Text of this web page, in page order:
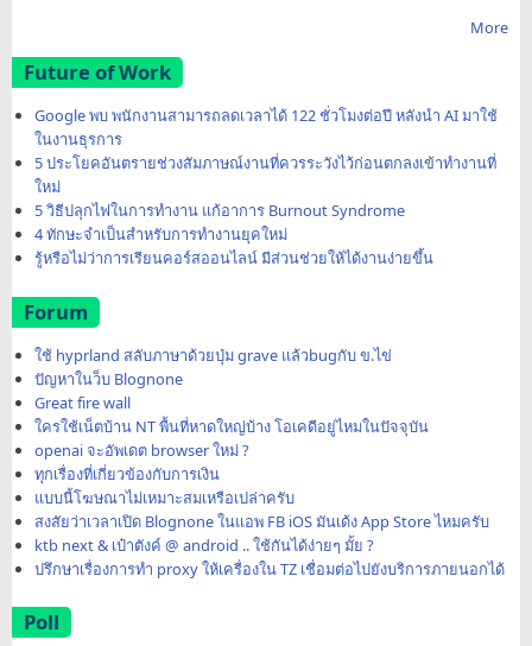
More
Future of Work
Google พบ พนักงานสามารถลดเวลาได้ 122 ชั่วโมงต่อปี หลังนำ AI มาใช้
ในงานธุรการ
5 ประโยคอันตรายช่วงสัมภาษณ์งานที่ควรระวังไว้ก่อนตกลงเข้าทำงานที่
ใหม่
5 วิธีปลุกไฟในการทำงาน แก้อาการ Burnout Syndrome
4 ทักษะจำเป็นสำหรับการทำงานยุคใหม่
รู้หรือไม่ว่าการเรียนคอร์สออนไลน์ มีส่วนช่วยให้ได้งานง่ายขึ้น
Forum
ใช้ hyprland สลับภาษาด้วยปุ่ม grave แล้วbugกับ ข.ไข่
ปัญหาในว็บ Blognone
Great fire wall
ใครใช้เน็ตบ้าน NT พื้นที่หาดใหญ่บ้าง โอเคดีอยู่ไหมในปัจจุบัน
openai จะอัพเดต browser ใหม่ ?
ทุกเรื่องที่เกี่ยวข้องกับการเงิน
แบบนี้โฆษณาไม่เหมาะสมเหรือเปล่าครับ
สงสัยว่าเวลาเปิด Blognone ในแอพ FB iOS มันเด้ง App Store ไหมครับ
ktb next & เป๋าตังค์ @ android .. ใช้กันได้ง่ายๆ มั้ย ?
ปรึกษาเรื่องการทำ proxy ให้เครื่องใน TZ เชื่อมต่อไปยังบริการภายนอกได้
Poll